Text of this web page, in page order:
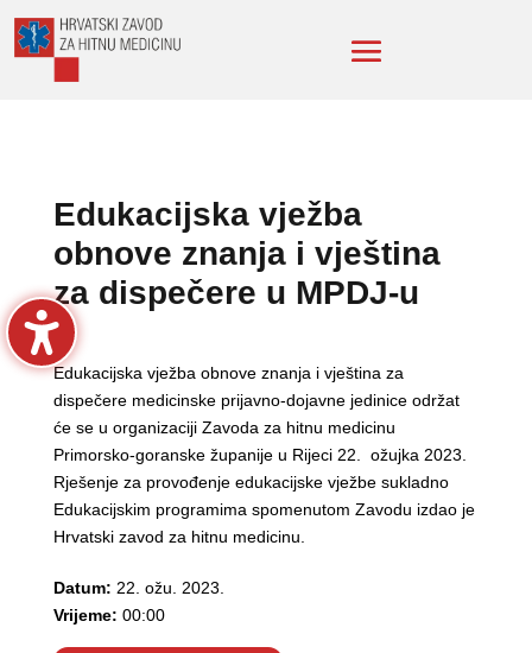
Edukacijska vježba
obnove znanja i vještina
za dispečere u MPDJ-u
Edukacijska vježba obnove znanja i vještina za
dispečere medicinske prijavno-dojavne jedinice održat
će se u organizaciji Zavoda za hitnu medicinu
Primorsko-goranske županije u Rijeci 22. ožujka 2023.
Rješenje za provođenje edukacijske vježbe sukladno
Edukacijskim programima spomenutom Zavodu izdao je
Hrvatski zavod za hitnu medicinu.
Datum: 22. ožu. 2023.
Vrijeme: 00:00